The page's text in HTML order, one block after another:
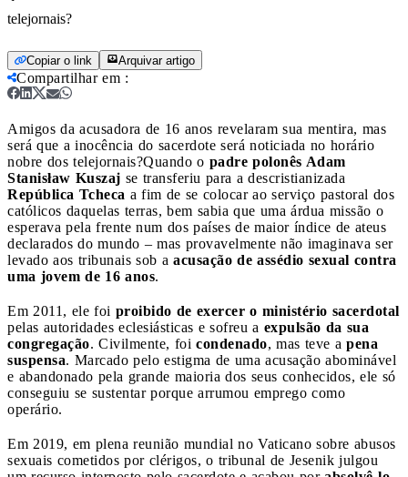
telejornais?
Copiar o link Arquivar artigo
Compartilhar em :
Amigos da acusadora de 16 anos revelaram sua mentira, mas
será que a inocência do sacerdote será noticiada no horário
nobre dos telejornais?Quando o padre polonês Adam
Stanisław Kuszaj se transferiu para a descristianizada
República Tcheca a fim de se colocar ao serviço pastoral dos
católicos daquelas terras, bem sabia que uma árdua missão o
esperava pela frente num dos países de maior índice de ateus
declarados do mundo – mas provavelmente não imaginava ser
levado aos tribunais sob a acusação de assédio sexual contra
uma jovem de 16 anos.
Em 2011, ele foi proibido de exercer o ministério sacerdotal
pelas autoridades eclesiásticas e sofreu a expulsão da sua
congregação. Civilmente, foi condenado, mas teve a pena
suspensa. Marcado pelo estigma de uma acusação abominável
e abandonado pela grande maioria dos seus conhecidos, ele só
conseguiu se sustentar porque arrumou emprego como
operário.
Em 2019, em plena reunião mundial no Vaticano sobre abusos
sexuais cometidos por clérigos, o tribunal de Jesenik julgou